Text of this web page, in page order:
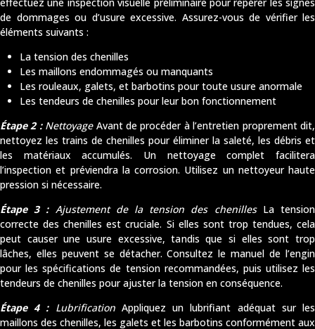
effectuez une inspection visuelle préliminaire pour repérer les signes
de dommages ou d’usure excessive. Assurez-vous de vérifier les
éléments suivants :
La tension des chenilles
Les maillons endommagés ou manquants
Les rouleaux, galets, et barbotins pour toute usure anormale
Les tendeurs de chenilles pour leur bon fonctionnement
Étape 2 :NettoyageAvant de procéder à l’entretien proprement dit,
nettoyez les trains de chenilles pour éliminer la saleté, les débris et
les matériaux accumulés. Un nettoyage complet facilitera
l’inspection et préviendra la corrosion. Utilisez un nettoyeur haute
pression si nécessaire.
Étape 3 :Ajustement de la tension des chenillesLa tension
correcte des chenilles est cruciale. Si elles sont trop tendues, cela
peut causer une usure excessive, tandis que si elles sont trop
lâches, elles peuvent se détacher. Consultez le manuel de l’engin
pour les spécifications de tension recommandées, puis utilisez les
tendeurs de chenilles pour ajuster la tension en conséquence.
Étape 4 :LubrificationAppliquez un lubrifiant adéquat sur les
maillons des chenilles, les galets et les barbotins conformément aux